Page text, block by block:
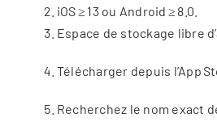
iOS ≥ 13 ou Android ≥ 8.0.
Espace de stockage libre
Télécharger depuis l’App
Recherchez le nom exact